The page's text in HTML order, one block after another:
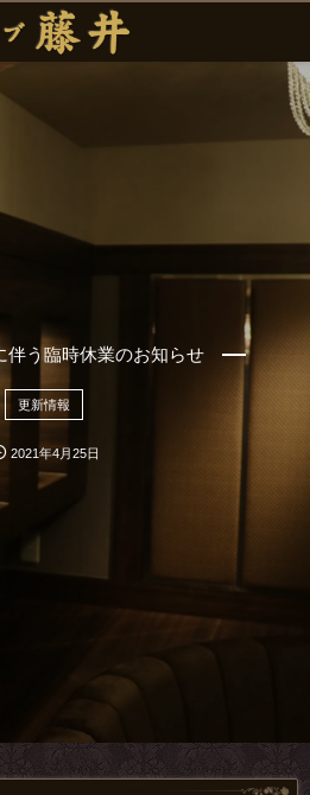
伴う臨時休業のお知らせ
更新情報
2021年4月25日